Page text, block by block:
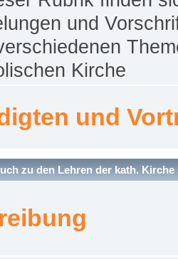
und
Kirche
und
zu den Lehren der kath. Kirche